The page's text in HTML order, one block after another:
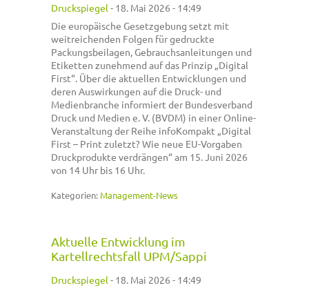
Druckspiegel - 18. Mai 2026 - 14:49
Die europäische Gesetzgebung setzt mit
weitreichenden Folgen für gedruckte
Packungsbeilagen, Gebrauchsanleitungen und
Etiketten zunehmend auf das Prinzip „Digital
First“. Über die aktuellen Entwicklungen und
deren Auswirkungen auf die Druck- und
Medienbranche informiert der Bundesverband
Druck und Medien e. V. (BVDM) in einer Online-
Veranstaltung der Reihe infoKompakt „Digital
First – Print zuletzt? Wie neue EU-Vorgaben
Druckprodukte verdrängen“ am 15. Juni 2026
von 14 Uhr bis 16 Uhr.
Kategorien: Management-News
Aktuelle Entwicklung im
Kartellrechtsfall UPM/Sappi
Druckspiegel - 18. Mai 2026 - 14:49